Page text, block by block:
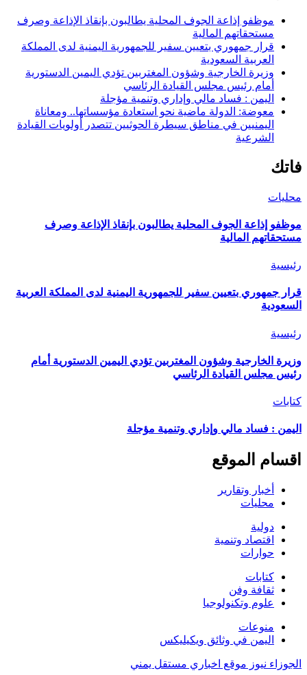
موظفو إذاعة الجوف المحلية يطالبون بإنقاذ الإذاعة وصرف
مستحقاتهم المالية
قرار جمهوري بتعيين سفير للجمهورية اليمنية لدى المملكة
العربية السعودية
وزيرة الخارجية وشؤون المغتربين تؤدي اليمين الدستورية
أمام رئيس مجلس القيادة الرئاسي
اليمن : فساد مالي وإداري وتنمية مؤجلة
معوضة: الدولة ماضية نحو استعادة مؤسساتها.. ومعاناة
اليمنيين في مناطق سيطرة الحوثيين تتصدر أولويات القيادة
الشرعية
فاتك
محليات
موظفو إذاعة الجوف المحلية يطالبون بإنقاذ الإذاعة وصرف
مستحقاتهم المالية
رئيسية
قرار جمهوري بتعيين سفير للجمهورية اليمنية لدى المملكة العربية
السعودية
رئيسية
وزيرة الخارجية وشؤون المغتربين تؤدي اليمين الدستورية أمام
رئيس مجلس القيادة الرئاسي
كتابات
اليمن : فساد مالي وإداري وتنمية مؤجلة
اقسام الموقع
أخبار وتقارير
محليات
دولية
اقتصاد وتنمية
حوارات
كتابات
ثقافة وفن
علوم وتكنولوجيا
منوعات
اليمن في وثائق ويكيليكس
الجوزاء نيوز موقع اخباري مستقل يمني